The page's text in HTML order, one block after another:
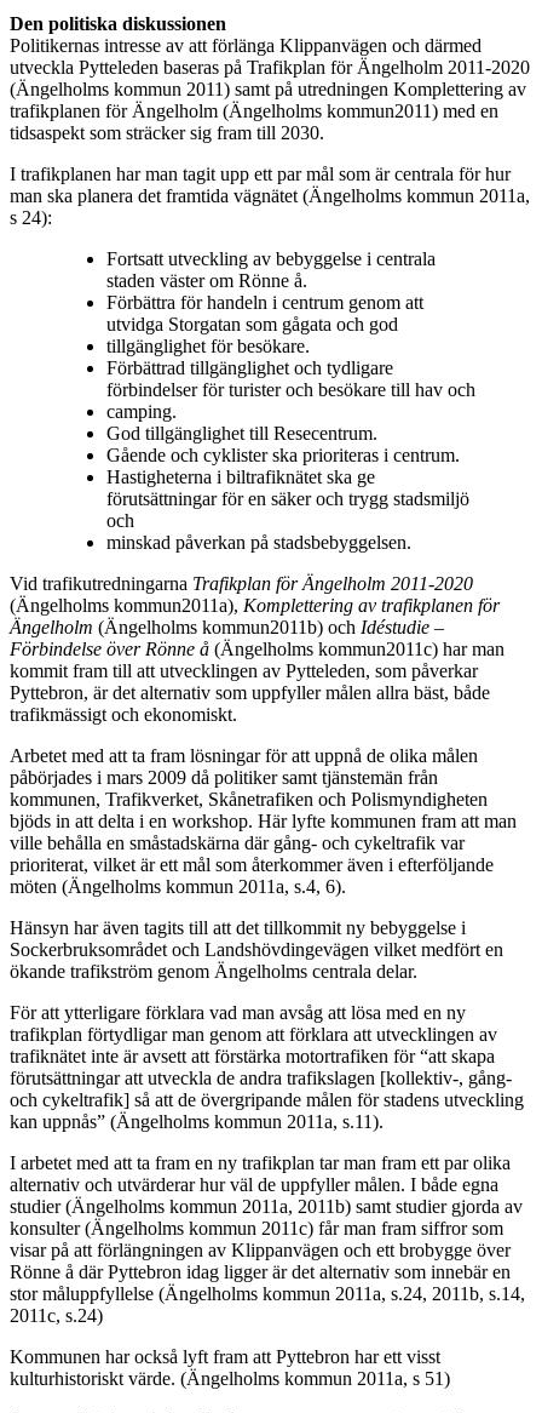
Den politiska diskussionen
Politikernas intresse av att förlänga Klippanvägen och därmed
utveckla Pytteleden baseras på Trafikplan för Ängelholm 2011-2020
(Ängelholms kommun 2011) samt på utredningen Komplettering av
trafikplanen för Ängelholm (Ängelholms kommun2011) med en
tidsaspekt som sträcker sig fram till 2030.
I trafikplanen har man tagit upp ett par mål som är centrala för hur
man ska planera det framtida vägnätet (Ängelholms kommun 2011a,
s 24):
Fortsatt utveckling av bebyggelse i centrala
staden väster om Rönne å.
Förbättra för handeln i centrum genom att
utvidga Storgatan som gågata och god
tillgänglighet för besökare.
Förbättrad tillgänglighet och tydligare
förbindelser för turister och besökare till hav och
camping.
God tillgänglighet till Resecentrum.
Gående och cyklister ska prioriteras i centrum.
Hastigheterna i biltrafiknätet ska ge
förutsättningar för en säker och trygg stadsmiljö
och
minskad påverkan på stadsbebyggelsen.
Vid trafikutredningarna Trafikplan för Ängelholm 2011-2020
(Ängelholms kommun2011a), Komplettering av trafikplanen för
Ängelholm (Ängelholms kommun2011b) och Idéstudie –
Förbindelse över Rönne å (Ängelholms kommun2011c) har man
kommit fram till att utvecklingen av Pytteleden, som påverkar
Pyttebron, är det alternativ som uppfyller målen allra bäst, både
trafikmässigt och ekonomiskt.
Arbetet med att ta fram lösningar för att uppnå de olika målen
påbörjades i mars 2009 då politiker samt tjänstemän från
kommunen, Trafikverket, Skånetrafiken och Polismyndigheten
bjöds in att delta i en workshop. Här lyfte kommunen fram att man
ville behålla en småstadskärna där gång- och cykeltrafik var
prioriterat, vilket är ett mål som återkommer även i efterföljande
möten (Ängelholms kommun 2011a, s.4, 6).
Hänsyn har även tagits till att det tillkommit ny bebyggelse i
Sockerbruksområdet och Landshövdingevägen vilket medfört en
ökande trafikström genom Ängelholms centrala delar.
För att ytterligare förklara vad man avsåg att lösa med en ny
trafikplan förtydligar man genom att förklara att utvecklingen av
trafiknätet inte är avsett att förstärka motortrafiken för “att skapa
förutsättningar att utveckla de andra trafikslagen [kollektiv-, gång-
och cykeltrafik] så att de övergripande målen för stadens utveckling
kan uppnås” (Ängelholms kommun 2011a, s.11).
I arbetet med att ta fram en ny trafikplan tar man fram ett par olika
alternativ och utvärderar hur väl de uppfyller målen. I både egna
studier (Ängelholms kommun 2011a, 2011b) samt studier gjorda av
konsulter (Ängelholms kommun 2011c) får man fram siffror som
visar på att förlängningen av Klippanvägen och ett brobygge över
Rönne å där Pyttebron idag ligger är det alternativ som innebär en
stor måluppfyllelse (Ängelholms kommun 2011a, s.24, 2011b, s.14,
2011c, s.24)
Kommunen har också lyft fram att Pyttebron har ett visst
kulturhistoriskt värde. (Ängelholms kommun 2011a, s 51)